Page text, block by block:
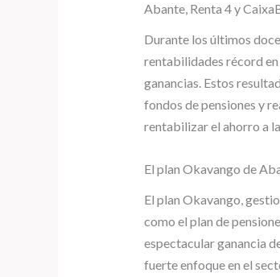
Abante, Renta 4 y
Durante los últimos
rentabilidades récord en
ganancias. Estos
fondos de pensiones y
rentabilizar el ahorro a
El plan Okavango de
El plan Okavango,
como el plan de
espectacular ganancia
fuerte enfoque en el